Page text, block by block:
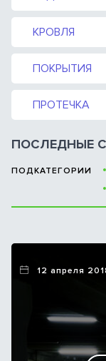
КРОВЛЯ
ПОКРЫТИЯ
ПРОТЕЧКА
ПОСЛЕДНЫЕ
ПОДКАТЕГОРИИ
12 апреля